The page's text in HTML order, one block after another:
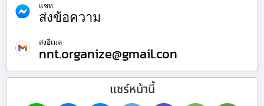
แชท
ส่งข้อความ
ส่งอีเมล
nnt.organize@gmail.con
แชร์หน้านี้